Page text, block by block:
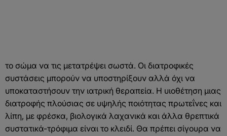
το σώμα να τις μετατρέψει σωστά. Οι διατροφικές
συστάσεις μπορούν να υποστηρίξουν αλλά όχι να
υποκαταστήσουν την ιατρική θεραπεία. Η υιοθέτηση μιας
διατροφής πλούσιας σε υψηλής ποιότητας πρωτεΐνες και
λίπη, με φρέσκα, βιολογικά λαχανικά και άλλα θρεπτικά
συστατικά-τρόφιμα είναι το κλειδί. Θα πρέπει σίγουρα να